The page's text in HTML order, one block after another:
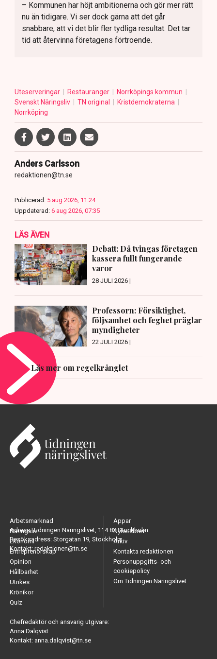
– Kommunen har höjt ambitionerna och gör mer rätt
nu än tidigare. Vi ser dock gärna att det går
snabbare, att vi det blir fler tydliga resultat. Det tar
tid att återvinna företagens förtroende.
Uteserveringar Restauranger
Norrköpings kommun
Svenskt Näringsliv
TN original
Kristdemokraterna
Norrköping
Anders Carlsson
redaktionen@tn.se
Publicerad: 5 aug 2026, 11:24
Uppdaterad: 6 aug 2026, 07:35
LÄS ÄVEN
Debatt: Då tvingas företagen
kassera fullt fungerande
varor
28 JULI 2026 |
Professorn: Försiktighet,
följsamhet och feghet präglar
myndigheter
22 JULI 2026 |
Läs mer om regelkrånglet
Adress: Tidningen Näringslivet, 114 82 Stockholm
Besöksadress: Storgatan 19, Stockholm
Kontakt: redaktionen@tn.se
Arbetsmarknad
Näringsliv
Ekonomi
Entreprenörskap
Opinion
Hållbarhet
Utrikes
Krönikor
Quiz
Appar
Nyhetsbrev
Arkiv
Kontakta redaktionen
Personuppgifts- och
cookiepolicy
Om Tidningen Näringslivet
Chefredaktör och ansvarig utgivare:
Anna Dalqvist
Kontakt: anna.dalqvist@tn.se